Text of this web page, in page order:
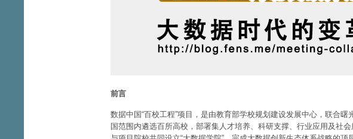
前言
数据中国“百校工程”项目，是由教育部学校规划建设发展中心，联合
国范围内遴选百所高校，部署集人才培养、科研支撑、行业应用及社会